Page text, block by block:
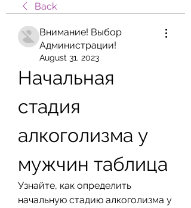
Back
Внимание! Выбор
Администрации!
August 31, 2023
Начальная
стадия
алкоголизма у
мужчин таблица
Узнайте, как определить
начальную стадию алкоголизма у